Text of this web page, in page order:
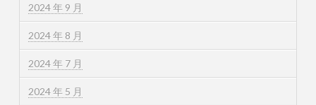
2024 年 9 月
2024 年 8 月
2024 年 7 月
2024 年 5 月